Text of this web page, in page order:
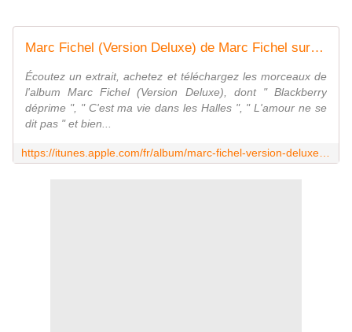
Marc Fichel (Version Deluxe) de Marc Fichel sur iTunes
Écoutez un extrait, achetez et téléchargez les morceaux de
l'album Marc Fichel (Version Deluxe), dont " Blackberry
déprime ", " C'est ma vie dans les Halles ", " L'amour ne se
dit pas " et bien...